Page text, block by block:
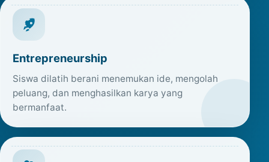
Entrepreneurship
Siswa dilatih berani menemukan ide, mengolah
peluang, dan menghasilkan karya yang
bermanfaat.